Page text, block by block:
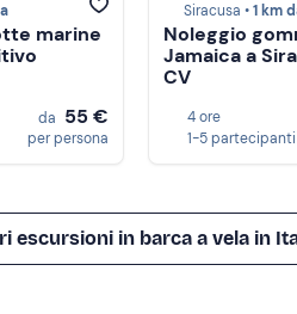
marine
da 55 €
per persona
Siracusa •1 km
Noleggio
Jamaica a
CV
4 ore
1-5 partecipanti
escursioni in barca a vela in